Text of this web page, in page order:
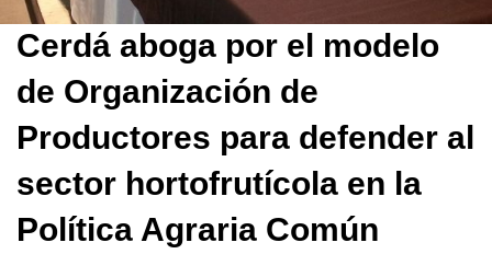
Cerdá aboga por el modelo
de Organización de
Productores para defender al
sector hortofrutícola en la
Política Agraria Común